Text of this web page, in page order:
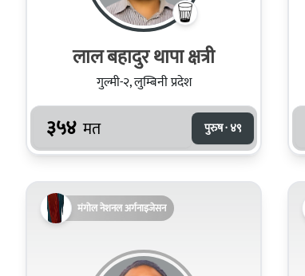
लाल बहादुर थापा क्षत्री
गुल्मी-२, लुम्बिनी प्रदेश
३५४ मत पुरुष · ४९
मंगोल नेशनल अर्गनाइजेसन